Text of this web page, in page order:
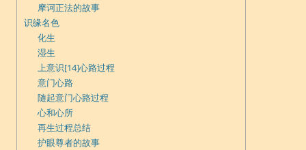
摩诃正法的故事
识缘名色
化生
湿生
上意识[14]心路过程
意门心路
随起意门心路过程
心和心所
再生过程总结
护眼尊者的故事